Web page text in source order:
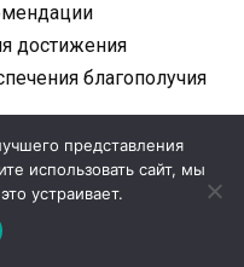
достижения
благополучия
представления
использовать сайт, мы
устраивает.